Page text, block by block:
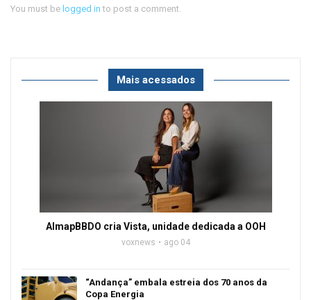
You must be logged in to post a comment.
Mais acessados
AlmapBBDO cria Vista, unidade dedicada a OOH
voxnews ago 04
“Andança” embala estreia dos 70 anos da
Copa Energia